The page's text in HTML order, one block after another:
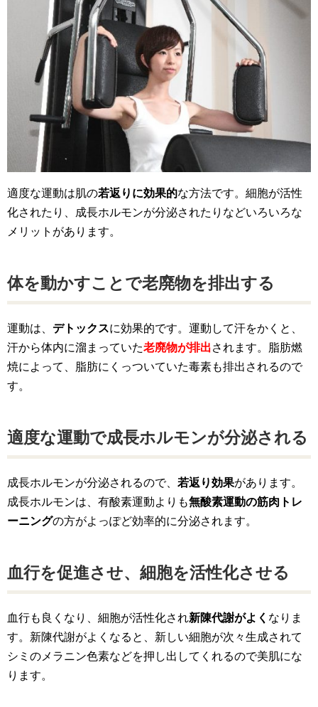
適度な運動は肌の若返りに効果的な方法です。細胞が活性
化されたり、成長ホルモンが分泌されたりなどいろいろな
メリットがあります。
体を動かすことで老廃物を排出する
運動は、 デトックスに効果的です。運動して汗をかくと、
汗から体内に溜まっていた老廃物が排出されます。脂肪燃
焼によって、脂肪にくっついていた毒素も排出されるので
す。
適度な運動で成長ホルモンが分泌される
成長ホルモンが分泌されるので、 若返り効果があります。
成長ホルモンは、有酸素運動よりも無酸素運動の筋肉トレ
ーニングの方がよっぽど効率的に分泌されます。
血行を促進させ、細胞を活性化させる
血行も良くなり、細胞が活性化され新陳代謝がよく なりま
す。新陳代謝がよくなると、新しい細胞が次々生成されて
シミのメラニン色素などを押し出してくれるので美肌にな
ります。